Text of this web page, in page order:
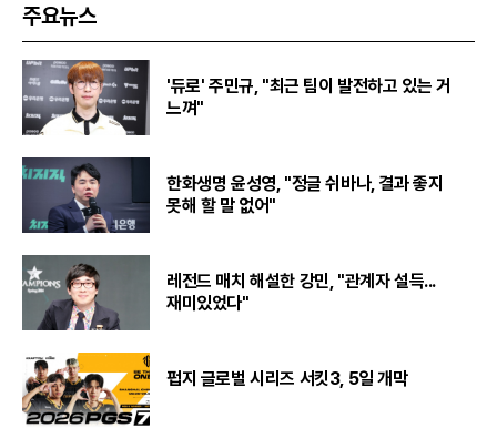
주요뉴스
'듀로' 주민규, "최근 팀이 발전하고 있는 거
느껴"
한화생명 윤성영, "정글 쉬바나, 결과 좋지
못해 할 말 없어"
레전드 매치 해설한 강민, "관계자 설득...
재미있었다"
펍지 글로벌 시리즈 서킷3, 5일 개막